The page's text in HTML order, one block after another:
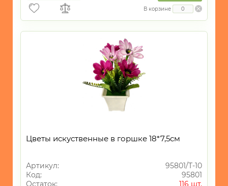
В корзине
Цветы искуственные в горшке 18*7,5см
Артикул:
95801/Т-10
Код:
95801
Остаток:
116 шт.